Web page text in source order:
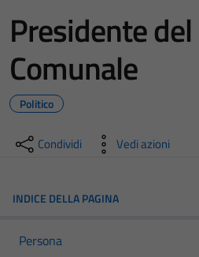
Presidente
Comunale
Politico
Condividi Vedi azioni
INDICE DELLA PAGINA
Persona